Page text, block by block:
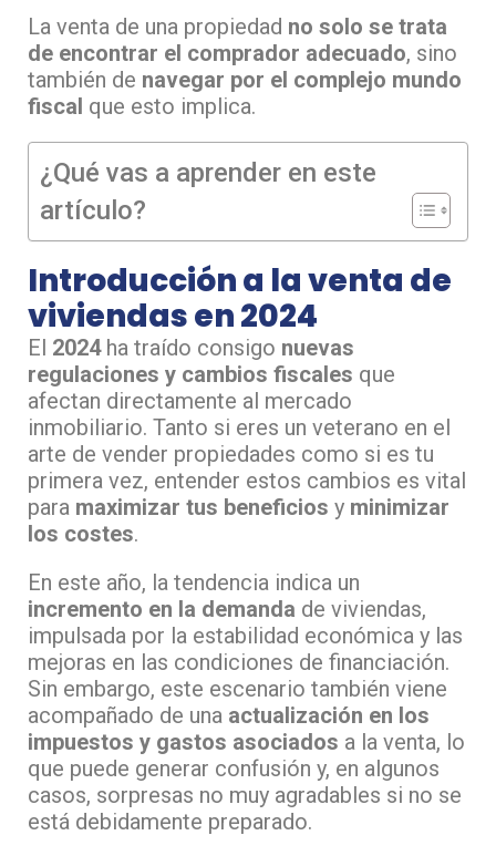
La venta de una propiedad no solo se trata
de encontrar el comprador adecuado, sino
también de navegar por el complejo mundo
fiscal que esto implica.
¿Qué vas a aprender en este
artículo?
Introducción a la venta de
viviendas en 2024
El 2024ha traído consigo nuevas
regulaciones y cambios fiscales que
afectan directamente al mercado
inmobiliario. Tanto si eres un veterano en el
arte de vender propiedades como si es tu
primera vez, entender estos cambios es vital
para maximizar tus beneficios y minimizar
los costes.
En este año, la tendencia indica un
incremento en la demanda de viviendas,
impulsada por la estabilidad económica y las
mejoras en las condiciones de financiación.
Sin embargo, este escenario también viene
acompañado de una actualización en los
impuestos y gastos asociados a la venta, lo
que puede generar confusión y, en algunos
casos, sorpresas no muy agradables si no se
está debidamente preparado.